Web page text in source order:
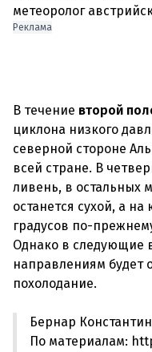
Реклама
В течение второй
циклона низкого
северной стороне
всей стране. В
ливень, в остальных
останется сухой, а
градусов по-
Однако в следующие
направлениям будет
Бернар
По материалам: